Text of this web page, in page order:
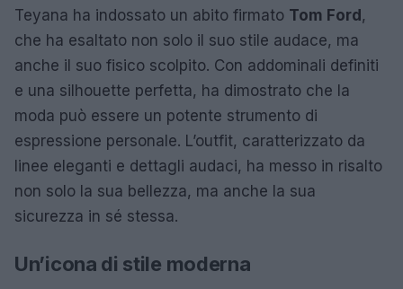
Teyana ha indossato un abito firmato Tom Ford,
che ha esaltato non solo il suo stile audace, ma
anche il suo fisico scolpito. Con addominali definiti
e una silhouette perfetta, ha dimostrato che la
moda può essere un potente strumento di
espressione personale. L’outfit, caratterizzato da
linee eleganti e dettagli audaci, ha messo in risalto
non solo la sua bellezza, ma anche la sua
sicurezza in sé stessa.
Un’icona di stile moderna